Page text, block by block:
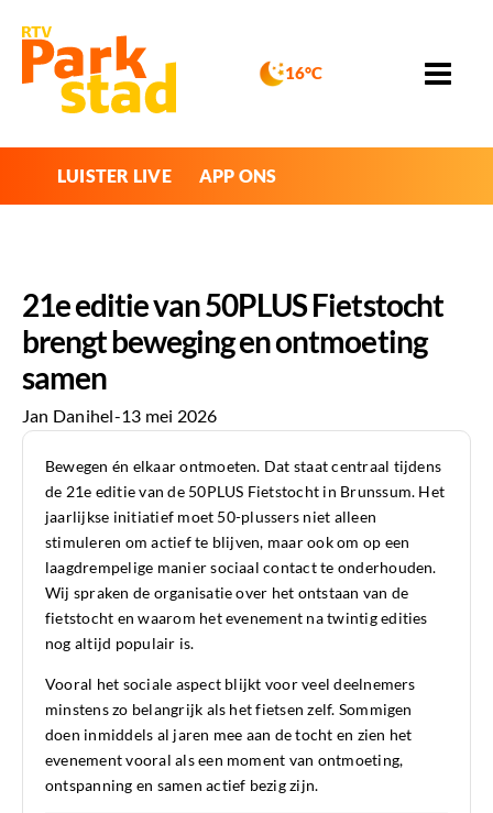
16°C
LUISTER LIVE APP ONS
21e editie van 50PLUS Fietstocht
brengt beweging en ontmoeting
samen
Jan Danihel-13 mei 2026
Bewegen én elkaar ontmoeten. Dat staat centraal tijdens
de 21e editie van de 50PLUS Fietstocht in Brunssum. Het
jaarlijkse initiatief moet 50-plussers niet alleen
stimuleren om actief te blijven, maar ook om op een
laagdrempelige manier sociaal contact te onderhouden.
Wij spraken de organisatie over het ontstaan van de
fietstocht en waarom het evenement na twintig edities
nog altijd populair is.
Vooral het sociale aspect blijkt voor veel deelnemers
minstens zo belangrijk als het fietsen zelf. Sommigen
doen inmiddels al jaren mee aan de tocht en zien het
evenement vooral als een moment van ontmoeting,
ontspanning en samen actief bezig zijn.